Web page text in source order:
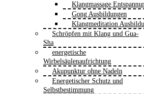
Klangmassage
Gong Ausbildungen
Klangmeditation
Schröpfen mit Klang und Gua-
Sha
energetische
Wirbelsäulenaufrichtung
Akupunktur ohne Nadeln
Energetischer Schutz und
Selbstbestimmung